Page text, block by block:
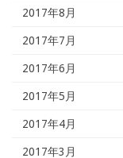
2017年8月
2017年7月
2017年6月
2017年5月
2017年4月
2017年3月